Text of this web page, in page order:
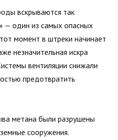
вскрываются так
— один из самых опасных
момент в штреки начинает
незначительная искра
вентиляции снижали
предотвратить
метана были разрушены
сооружения.